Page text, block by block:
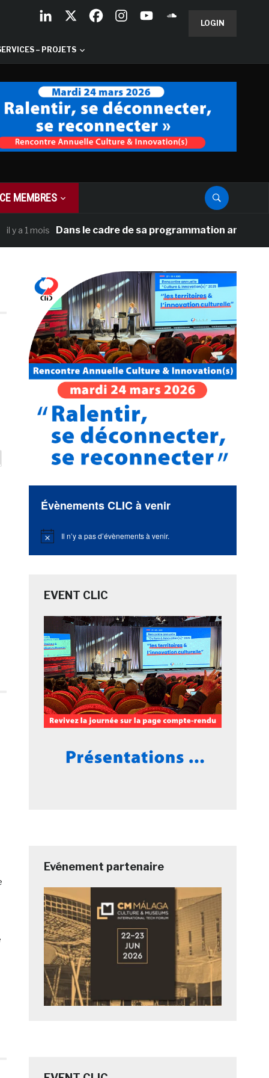
LOGIN
– PROJETS
MEMBRES
Dans le cadre de sa programmation américaine,
Évènements CLIC à venir
Notice Il n’y a pas d’évènements à venir.
EVENT CLIC
Evénement partenaire